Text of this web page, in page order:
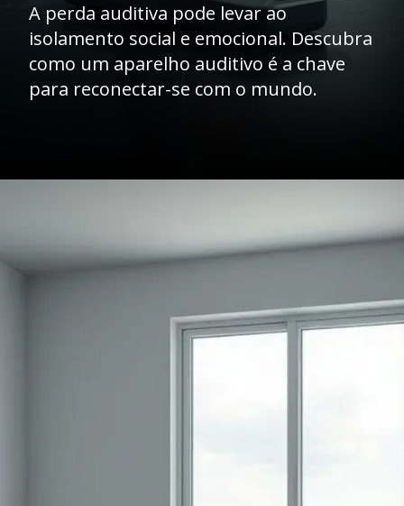
A perda auditiva pode levar ao
isolamento social e emocional. Descubra
como um aparelho auditivo é a chave
para reconectar-se com o mundo.